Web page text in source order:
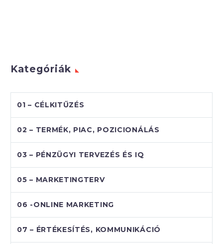
Kategóriák
01 – CÉLKITŰZÉS
02 – TERMÉK, PIAC, POZICIONÁLÁS
03 – PÉNZÜGYI TERVEZÉS ÉS IQ
05 – MARKETINGTERV
06 -ONLINE MARKETING
07 – ÉRTÉKESÍTÉS, KOMMUNIKÁCIÓ